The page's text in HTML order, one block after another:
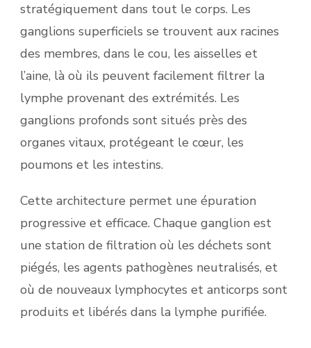
stratégiquement dans tout le corps. Les
ganglions superficiels se trouvent aux racines
des membres, dans le cou, les aisselles et
l’aine, là où ils peuvent facilement filtrer la
lymphe provenant des extrémités. Les
ganglions profonds sont situés près des
organes vitaux, protégeant le cœur, les
poumons et les intestins.
Cette architecture permet une épuration
progressive et efficace. Chaque ganglion est
une station de filtration où les déchets sont
piégés, les agents pathogènes neutralisés, et
où de nouveaux lymphocytes et anticorps sont
produits et libérés dans la lymphe purifiée.